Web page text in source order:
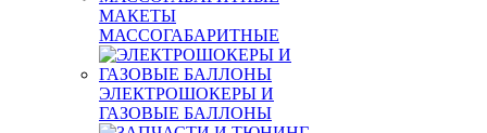
МАКЕТЫ
МАССОГАБАРИТНЫЕ
ЭЛЕКТРОШОКЕРЫ И
ГАЗОВЫЕ БАЛЛОНЫ